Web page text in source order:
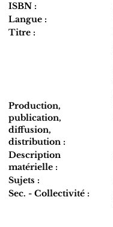
ISBN :
Langue :
Titre :
Production,
publication,
diffusion,
distribution :
Description
matérielle :
Sujets :
Sec. - Collectivité :